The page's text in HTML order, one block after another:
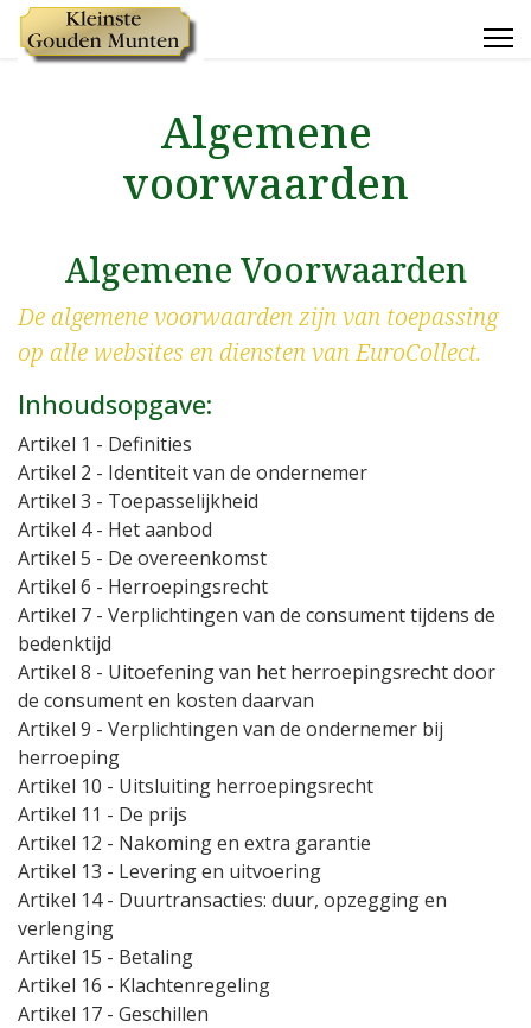
Algemene
voorwaarden
Algemene Voorwaarden
De algemene voorwaarden zijn van toepassing
op alle websites en diensten van EuroCollect.
Inhoudsopgave:
Artikel 1 - Definities
Artikel 2 - Identiteit van de ondernemer
Artikel 3 - Toepasselijkheid
Artikel 4- Het aanbod
Artikel 5 - De overeenkomst
Artikel 6 - Herroepingsrecht
Artikel 7 - Verplichtingen van de consument tijdens de
bedenktijd
Artikel 8 - Uitoefening van het herroepingsrecht door
de consument en kosten daarvan
Artikel 9 - Verplichtingen van de ondernemer bij
herroeping
Artikel 10 - Uitsluiting herroepingsrecht
Artikel 11 - De prijs
Artikel 12 - Nakoming en extra garantie
Artikel 13 - Levering en uitvoering
Artikel 14- Duurtransacties: duur, opzegging en
verlenging
Artikel 15 - Betaling
Artikel 16 - Klachtenregeling
Artikel 17 - Geschillen